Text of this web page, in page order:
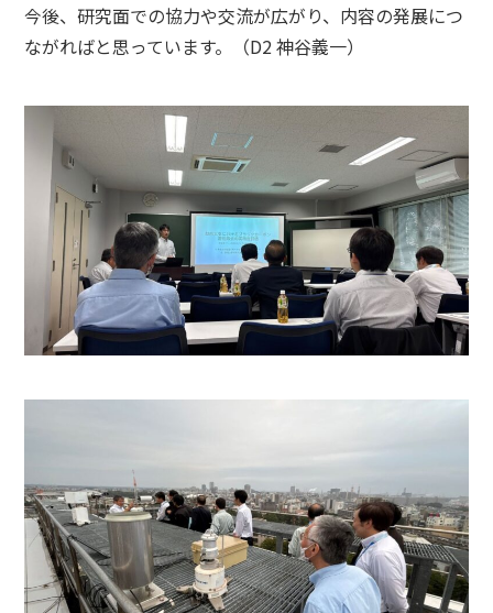
今後、研究面での協力や交流が広がり、内容の発展につ
ながればと思っています。（D2 神谷義一）